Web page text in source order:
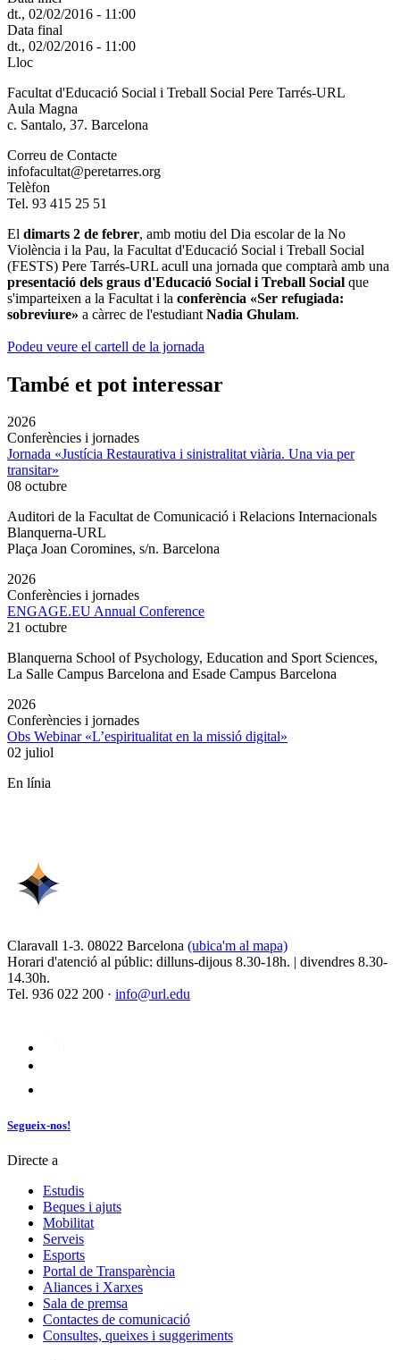
dt., 02/02/2016 - 11:00
Data final
dt., 02/02/2016 - 11:00
Lloc
Facultat d'Educació Social i Treball Social Pere Tarrés-URL
Aula Magna
c. Santalo, 37. Barcelona
Correu de Contacte
infofacultat@peretarres.org
Telèfon
Tel. 93 415 25 51
El dimarts 2 de febrer, amb motiu del Dia escolar de la No
Violència i la Pau, la Facultat d'Educació Social i Treball Social
(FESTS) Pere Tarrés-URL acull una jornada que comptarà amb una
presentació dels graus d'Educació Social i Treball Social que
s'imparteixen a la Facultat i la conferència «Ser refugiada:
sobreviure» a càrrec de l'estudiant Nadia Ghulam.
Podeu veure el cartell de la jornada
També et pot interessar
2026
Conferències i jornades
Jornada «Justícia Restaurativa i sinistralitat viària. Una via per
transitar»
08 octubre
Auditori de la Facultat de Comunicació i Relacions Internacionals
Blanquerna-URL
Plaça Joan Coromines, s/n. Barcelona
2026
Conferències i jornades
ENGAGE.EU Annual Conference
21 octubre
Blanquerna School of Psychology, Education and Sport Sciences,
La Salle Campus Barcelona and Esade Campus Barcelona
2026
Conferències i jornades
Obs Webinar «L’espiritualitat en la missió digital»
02 juliol
En línia
Claravall 1-3. 08022 Barcelona (ubica'm al mapa)
Horari d'atenció al públic: dilluns-dijous 8.30-18h. | divendres 8.30-
14.30h.
Tel. 936 022 200 · info@url.edu
Segueix-nos!
Directe a
Estudis
Beques i ajuts
Mobilitat
Serveis
Esports
Portal de Transparència
Aliances i Xarxes
Sala de premsa
Contactes de comunicació
Consultes, queixes i suggeriments